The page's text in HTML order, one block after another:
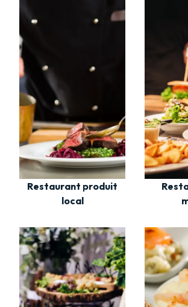
Restaurant produit
local